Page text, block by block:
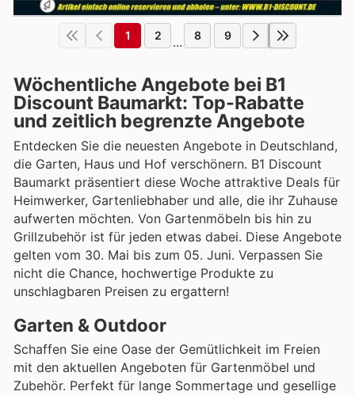
1 2 ... 8 9
Wöchentliche Angebote bei B1
Discount Baumarkt: Top-Rabatte
und zeitlich begrenzte Angebote
Entdecken Sie die neuesten Angebote in Deutschland,
die Garten, Haus und Hof verschönern. B1 Discount
Baumarkt präsentiert diese Woche attraktive Deals für
Heimwerker, Gartenliebhaber und alle, die ihr Zuhause
aufwerten möchten. Von Gartenmöbeln bis hin zu
Grillzubehör ist für jeden etwas dabei. Diese Angebote
gelten vom 30. Mai bis zum 05. Juni. Verpassen Sie
nicht die Chance, hochwertige Produkte zu
unschlagbaren Preisen zu ergattern!
Garten & Outdoor
Schaffen Sie eine Oase der Gemütlichkeit im Freien
mit den aktuellen Angeboten für Gartenmöbel und
Zubehör. Perfekt für lange Sommertage und gesellige